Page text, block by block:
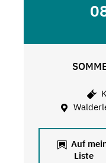
Auf
Liste